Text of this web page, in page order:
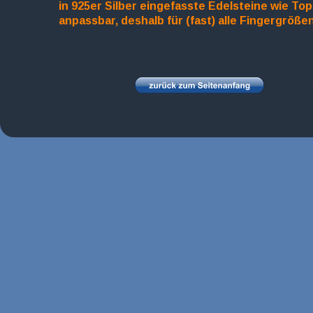
in 925er Silber eingefasste Edelsteine wie
anpassbar, deshalb für (fast) alle